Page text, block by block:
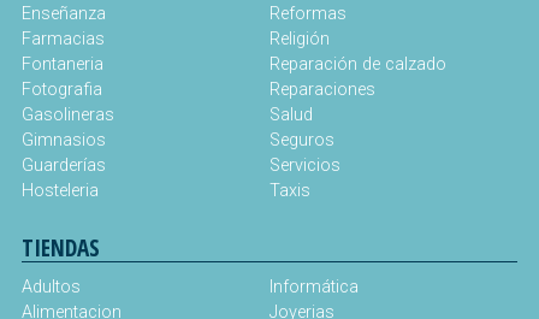
Enseñanza
Farmacias
Fontaneria
Fotografia
Gasolineras
Gimnasios
Guarderías
Hosteleria
Reformas
Religión
Reparación de calzado
Reparaciones
Salud
Seguros
Servicios
Taxis
TIENDAS
Adultos
Alimentacion
Informática
Joyerias